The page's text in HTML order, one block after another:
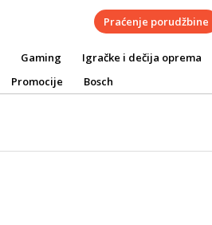
Praćenje porudžbine
Gaming Igračke i dečija oprema
Promocije Bosch